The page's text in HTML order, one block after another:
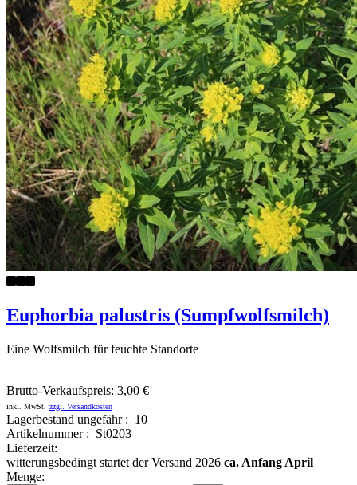
Euphorbia palustris (Sumpfwolfsmilch)
Eine Wolfsmilch für feuchte Standorte
Brutto-Verkaufspreis: 3,00 €
inkl. MwSt. zzgl. Versandkosten
Lagerbestand ungefähr : 10
Artikelnummer : St0203
Lieferzeit:
witterungsbedingt startet der Versand 2026 ca. Anfang April
Menge: